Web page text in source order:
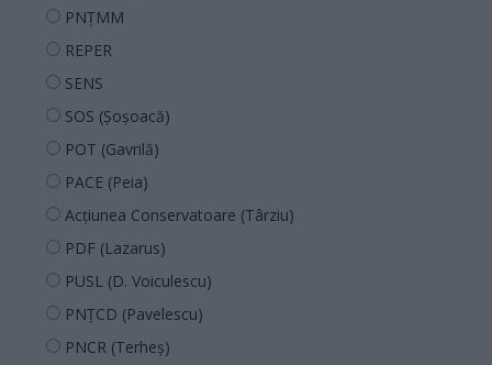
PNȚMM
REPER
SENS
SOS (Șoșoacă)
POT (Gavrilă)
PACE (Peia)
Acțiunea Conservatoare (Târziu)
PDF (Lazarus)
PUSL (D. Voiculescu)
PNȚCD (Pavelescu)
PNCR (Terheș)